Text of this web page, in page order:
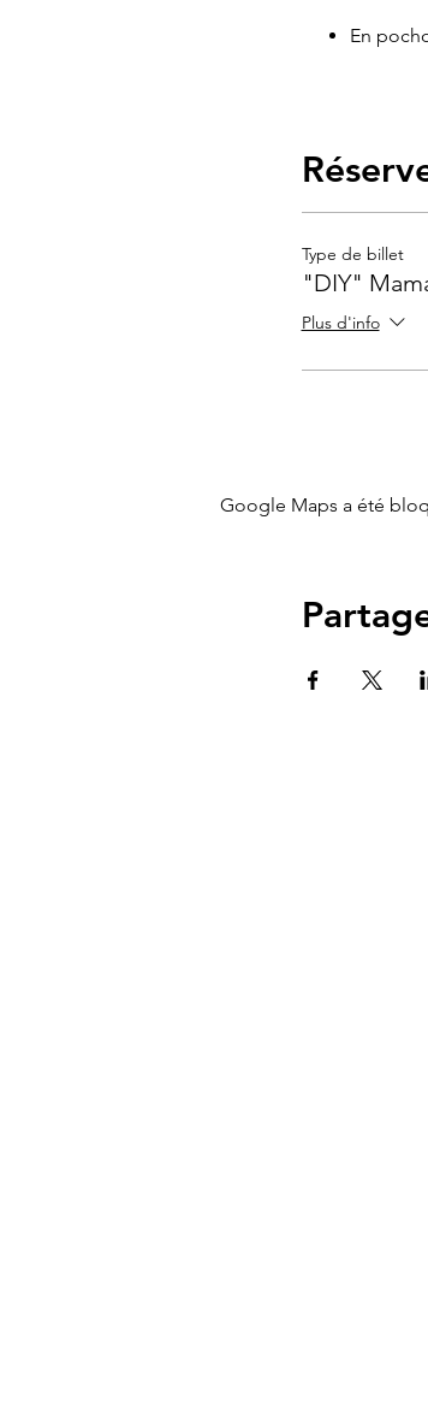
En
Le
Mini-
Machine
Cet atelier est
Type de billet
"DIY"
Plus d'info
Google Maps a été